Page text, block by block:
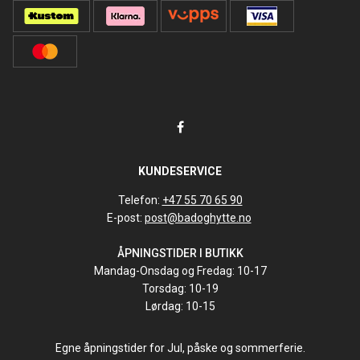
KUNDESERVICE
Telefon: +47 55 70 65 90
E-post: post@badoghytte.no
ÅPNINGSTIDER I BUTIKK
Mandag-Onsdag og Fredag: 10-17
Torsdag: 10-19
Lørdag: 10-15
Egne åpningstider for Jul, påske og sommerferie.